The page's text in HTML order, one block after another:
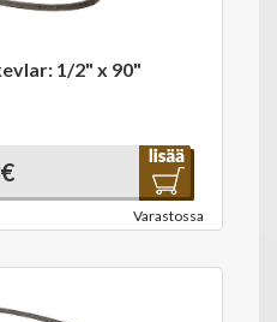
1/2" x 90"
Varastossa